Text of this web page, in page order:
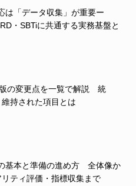
は「データ収集」が重要ー
・SBTiに共通する実務基盤と
の変更点を一覧で解説 統
持された項目とは
基本と準備の進め方 全体像か
リティ評価・指標収集まで